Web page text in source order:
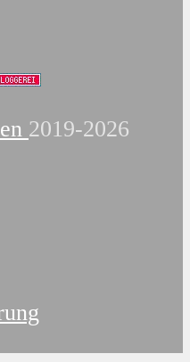
2019-2026